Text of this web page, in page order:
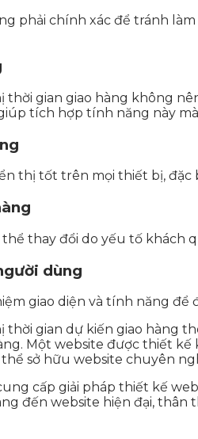
phải chính xác để tránh
gian giao hàng không
tích hợp tính năng này
thị tốt trên mọi thiết bị,
thay đổi do yếu tố khách
dùng
giao diện và tính năng
gian dự kiến giao hàng
Một website được thiết
sở hữu website chuyên
cấp giải pháp thiết kế
đến website hiện đại,